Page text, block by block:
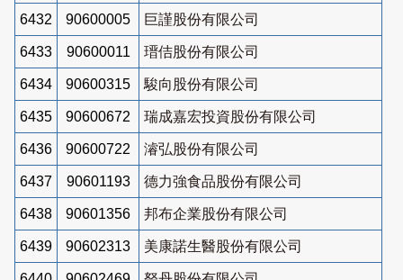
6432 90600005 巨謹股份有限公司
6433 90600011 瑨佶股份有限公司
6434 90600315 駿向股份有限公司
6435 90600672 瑞成嘉宏投資股份有限公司
6436 90600722 濬弘股份有限公司
6437 90601193 德力強食品股份有限公司
6438 90601356 邦布企業股份有限公司
6439 90602313 美康諾生醫股份有限公司